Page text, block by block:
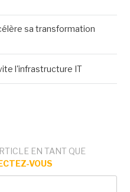
sa transformation
l'infrastructure IT
EN TANT QUE
VOUS